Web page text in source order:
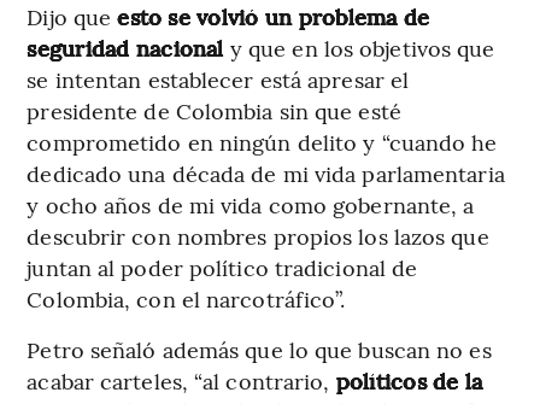
Dijo queesto se volvió un problema de
seguridad nacionaly que en los objetivos que
se intentan establecer está apresar el
presidente de Colombia sin que esté
comprometido en ningún delito y “cuando he
dedicado una década de mi vida parlamentaria
y ocho años de mi vida como gobernante, a
descubrir con nombres propios los lazos que
juntan al poder político tradicional de
Colombia, con el narcotráfico”.
Petro señaló además que lo que buscan no es
acabar carteles, “al contrario, políticos de la